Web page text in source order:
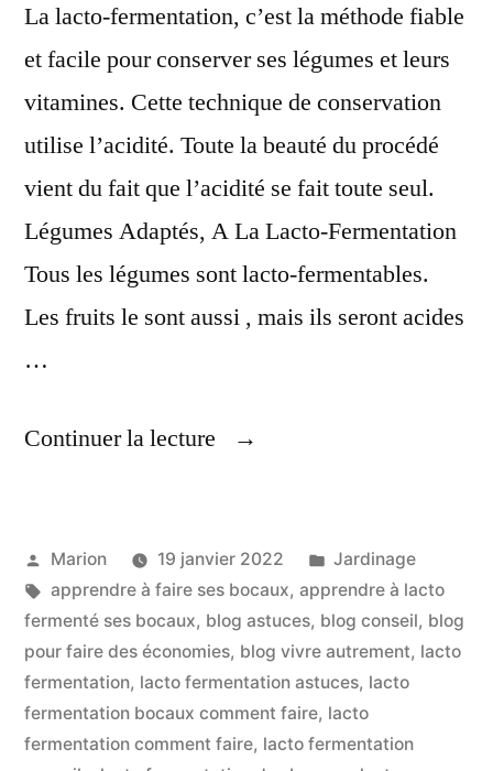
La lacto-fermentation, c’est la méthode fiable
et facile pour conserver ses légumes et leurs
vitamines. Cette technique de conservation
utilise l’acidité. Toute la beauté du procédé
vient du fait que l’acidité se fait toute seul.
Légumes Adaptés, A La Lacto-Fermentation
Tous les légumes sont lacto-fermentables.
Les fruits le sont aussi , mais ils seront acides
…
Continuer la lecture
« Apprendre
Fermentation
Des
Bocaux »
Publié
par
Marion 19 janvier 2022
Publié
dans
Jardinage
Étiquettes :
apprendre à faire ses bocaux, apprendre à lacto
fermenté ses bocaux, blog astuces, blog conseil, blog
pour faire des économies, blog vivre autrement, lacto
fermentation, lacto fermentation astuces, lacto
fermentation bocaux comment faire, lacto
fermentation comment faire, lacto fermentation